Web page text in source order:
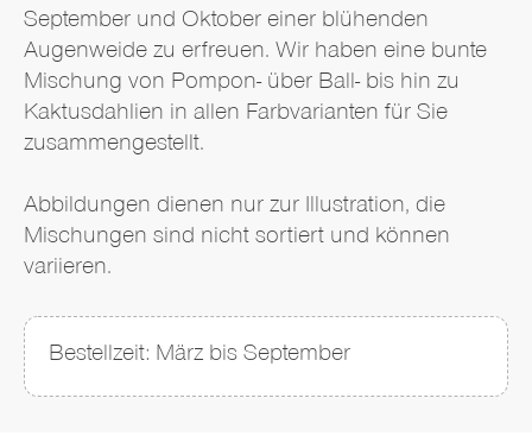
September und Oktober einer blühenden
Augenweide zu erfreuen. Wir haben eine bunte
Mischung von Pompon- über Ball- bis hin zu
Kaktusdahlien in allen Farbvarianten für Sie
zusammengestellt.
Abbildungen dienen nur zur Illustration, die
Mischungen sind nicht sortiert und können
variieren.
Bestellzeit: März bis September